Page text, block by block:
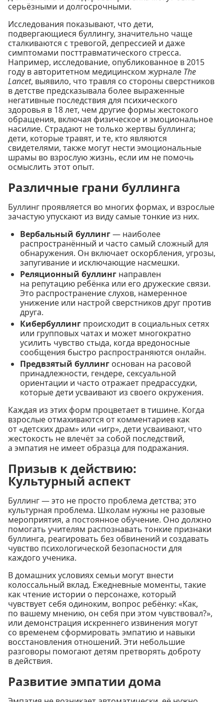
серьёзными и долгосрочными.
Исследования показывают, что дети,
подвергающиеся буллингу, значительно чаще
сталкиваются с тревогой, депрессией и даже
симптомами посттравматического стресса.
Например, исследование, опубликованное в 2015
году в авторитетном медицинском журнале The
Lancet, выявило, что травля со стороны сверстников
в детстве предсказывала более выраженные
негативные последствия для психического
здоровья в 18 лет, чем другие формы жестокого
обращения, включая физическое и эмоциональное
насилие. Страдают не только жертвы буллинга;
дети, которые травят, и те, кто являются
свидетелями, также могут нести эмоциональные
шрамы во взрослую жизнь, если им не помочь
осмыслить этот опыт.
Различные грани буллинга
Буллинг проявляется во многих формах, и взрослые
зачастую упускают из виду самые тонкие из них.
Вербальный буллинг— наиболее
распространённый и часто самый сложный для
обнаружения. Он включает оскорбления, угрозы,
запугивание и исключающие насмешки.
Реляционный буллинг направлен
на репутацию ребёнка или его дружеские связи.
Это распространение слухов, намеренное
унижение или настрой сверстников друг против
друга.
Кибербуллинг происходит в социальных сетях
или групповых чатах и может многократно
усилить чувство стыда, когда вредоносные
сообщения быстро распространяются онлайн.
Предвзятый буллинг основан на расовой
принадлежности, гендере, сексуальной
ориентации и часто отражает предрассудки,
которые дети усваивают из своего окружения.
Каждая из этих форм процветает в тишине. Когда
взрослые отмахиваются от комментариев как
от «детских драм» или «игр», дети усваивают, что
жестокость не влечёт за собой последствий,
а эмпатия не имеет образца для подражания.
Призыв к действию:
Культурный аспект
Буллинг — это не просто проблема детства; это
культурная проблема. Школам нужны не разовые
мероприятия, а постоянное обучение. Оно должно
помогать учителям распознавать тонкие признаки
буллинга, реагировать без обвинений и создавать
чувство психологической безопасности для
каждого ученика.
В домашних условиях семьи могут внести
колоссальный вклад. Ежедневные моменты, такие
как чтение истории о персонаже, который
чувствует себя одиноким, вопрос ребёнку: «Как,
по вашему мнению, он себя при этом чувствовал?»,
или демонстрация искреннего извинения могут
со временем сформировать эмпатию и навыки
восстановления отношений. Эти небольшие
разговоры помогают детям претворять доброту
в действия.
Развитие эмпатии дома